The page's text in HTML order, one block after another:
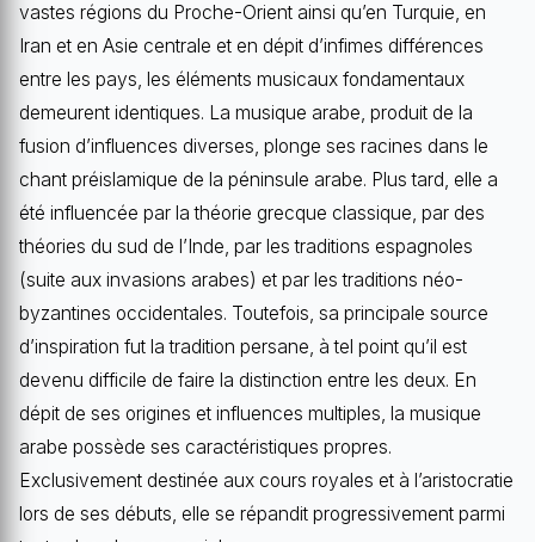
vastes régions du Proche-Orient ainsi qu’en Turquie, en
Iran et en Asie centrale et en dépit d’infimes différences
entre les pays, les éléments musicaux fondamentaux
demeurent identiques. La musique arabe, produit de la
fusion d’influences diverses, plonge ses racines dans le
chant préislamique de la péninsule arabe. Plus tard, elle a
été influencée par la théorie grecque classique, par des
théories du sud de l’Inde, par les traditions espagnoles
(suite aux invasions arabes) et par les traditions néo-
byzantines occidentales. Toutefois, sa principale source
d’inspiration fut la tradition persane, à tel point qu’il est
devenu difficile de faire la distinction entre les deux. En
dépit de ses origines et influences multiples, la musique
arabe possède ses caractéristiques propres.
Exclusivement destinée aux cours royales et à l’aristocratie
lors de ses débuts, elle se répandit progressivement parmi